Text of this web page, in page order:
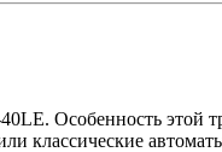
Особенность этой
классические